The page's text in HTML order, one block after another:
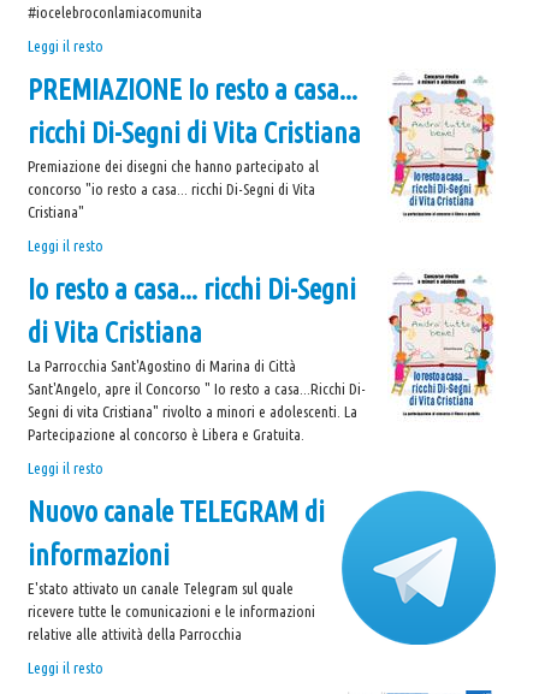
Cena Comitato Festa 20/11/2015
NATALE IN PARROCCHIA 2015-2016
Quaresima 2016
30° Anniversario Ordinazione Sacerdotale Don Nino
Festa Sant'Agostino
RASSEGNA PRESEPI DOMESTICI 2020
Video
L'Oratorio in Festa 2015
Capodanno 31/12/2015
Fatti riconoscere
#iocelebroconlamiacomunita
PROGRAMMA
NATALE
2021
-
Leggi il resto
PREMIAZIONE Io resto a casa...
ricchi Di-Segni di Vita Cristiana
Premiazione dei disegni che hanno partecipato al
concorso "io resto a casa... ricchi Di-Segni di Vita
Cristiana"
PREMIAZIONE
resto
casa...
ricchi
Di-
Segni
di
Cristiana
Leggi il resto
Io resto a casa... ricchi Di-Segni
di Vita Cristiana
La Parrocchia Sant'Agostino di Marina di Città
Sant'Angelo, apre il Concorso " Io resto a casa...Ricchi Di-
Segni di vita Cristiana" rivolto a minori e adolescenti. La
Partecipazione al concorso è Libera e Gratuita.
Io
ricchi
Di-
Segni
Cristiana
Leggi il resto
Nuovo canale TELEGRAM di
informazioni
E'stato attivato un canale Telegram sul quale
ricevere tutte le comunicazioni e le informazioni
relative alle attività della Parrocchia
Nuovo
Leggi il resto